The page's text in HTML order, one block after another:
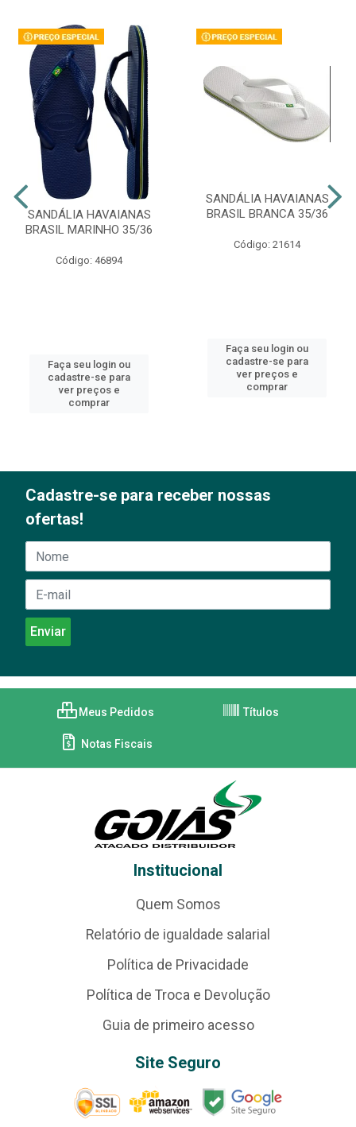
SANDÁLIA HAVAIANAS
BRASIL MARINHO 35/36
Código: 46894
Faça seu login ou
cadastre-se para
ver preços e
comprar
SANDÁLIA HAVAIANAS
BRASIL BRANCA 35/36
Código: 21614
Faça seu login ou
cadastre-se para
ver preços e
comprar
Cadastre-se para receber nossas
ofertas!
Meus Pedidos Títulos
Notas Fiscais
Institucional
Quem Somos
Relatório de igualdade salarial
Política de Privacidade
Política de Troca e Devolução
Guia de primeiro acesso
Site Seguro